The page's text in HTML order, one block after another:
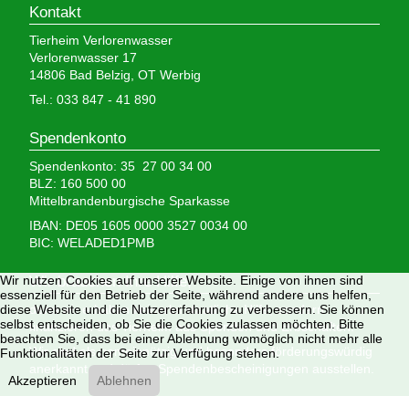
Kontakt
Tierheim Verlorenwasser
Verlorenwasser 17
14806 Bad Belzig, OT Werbig
Tel.: 033 847 - 41 890
Spendenkonto
Spendenkonto: 35 27 00 34 00
BLZ: 160 500 00
Mittelbrandenburgische Sparkasse
IBAN: DE05 1605 0000 3527 0034 00
BIC: WELADED1PMB
Wir brauchen Ihre Hilfe,
denn wir erhalten keinerlei staatliche Hilfe, sondern
finanzieren das Tierheim aus Spenden und Erbschaften.
Wir sind als gemeinnützig und besonders förderungswürdig
anerkannt und dürfen Spendenbescheinigungen ausstellen.
Wir nutzen Cookies auf unserer Website. Einige von ihnen sind
essenziell für den Betrieb der Seite, während andere uns helfen,
diese Website und die Nutzererfahrung zu verbessern. Sie können
selbst entscheiden, ob Sie die Cookies zulassen möchten. Bitte
beachten Sie, dass bei einer Ablehnung womöglich nicht mehr alle
Funktionalitäten der Seite zur Verfügung stehen.
Akzeptieren
Ablehnen